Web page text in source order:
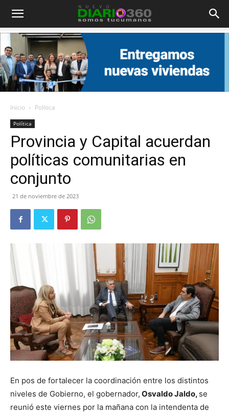
Diario
360
Inicio Política
Política
Provincia y Capital acuerdan
políticas comunitarias en
conjunto
21 de noviembre de 2023
En pos de fortalecer la coordinación entre los distintos
niveles de Gobierno, el gobernador, Osvaldo Jaldo, se
reunió este viernes por la mañana con la intendenta de